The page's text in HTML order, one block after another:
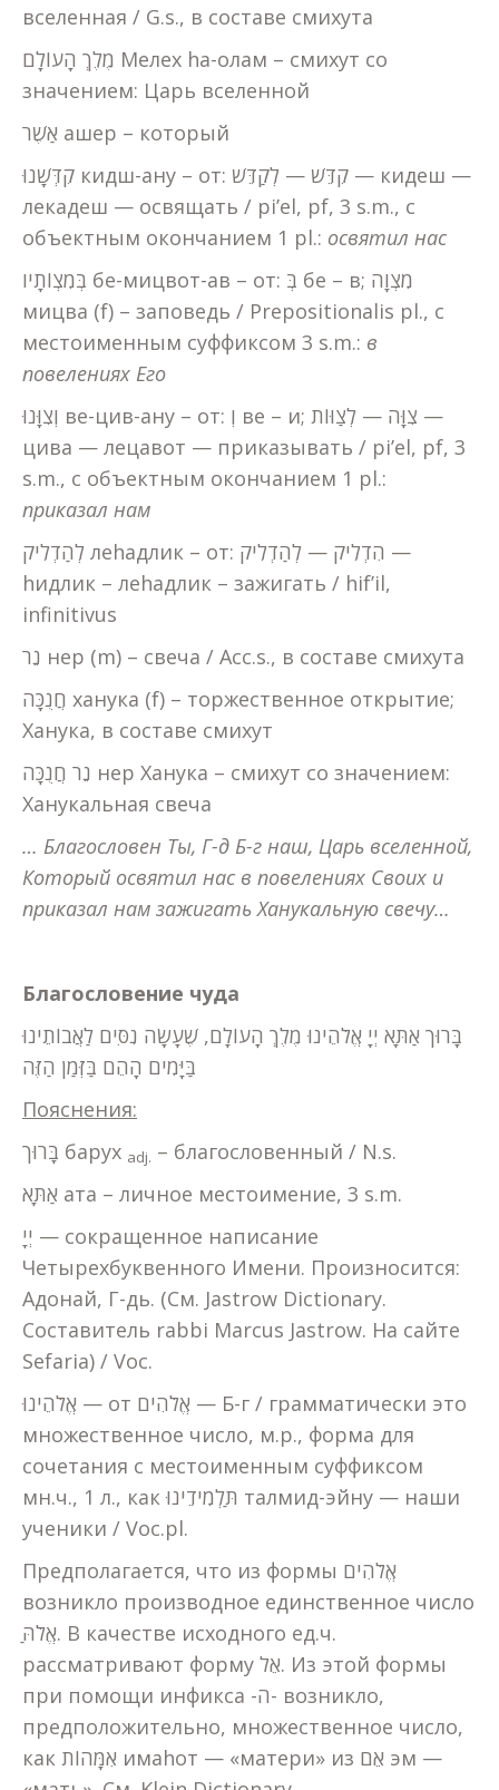
вселенная / G.s., в составе смихута
מֶלֶךְ הָעוֹלָם Мелех hа-олам – смихут со
значением: Царь вселенной
אַשֶׁר ашер – который
קִדְּשָׁנוּ кидш-ану – от: קִדֵּשׁ — לְקַדֵּשׁ — кидеш —
лекадеш — освящать / pi’el, pf, 3 s.m., с
объектным окончанием 1 pl.: освятил нас
בְּמִצְוֹתָיו бе-мицвот-ав – от: בְּ бе – в; מִצְוָה
мицва (f) – заповедь / Prepositionalis pl., с
местоименным суффиксом 3 s.m.: в
повелениях Его
וְצִוָּנוּ ве-цив-ану – от: וְ ве – и; צִוָּה — לְצַוּוֹת —
цива — лецавот — приказывать / pi’el, pf, 3
s.m., с объектным окончанием 1 pl.:
приказал нам
לְהַדְלִיק леhадлик – от: הִדְלִיק — לְהַדְלִיק —
hидлик – леhадлик – зажигать / hif’il,
infinitivus
נֵר нер (m) – свеча / Acc.s., в составе смихута
חֲנֻכָּה ханука (f) – торжественное открытие;
Ханука, в составе смихут
נֵר חֲנֻכָּה нер Ханука – смихут со значением:
Ханукальная свеча
… Благословен Ты, Г-д Б-г наш, Царь вселенной,
Который освятил нас в повелениях Своих и
приказал нам зажигать Ханукальную свечу…
Благословение чуда
בָּרוּך אַתָּא יְיָ אֱלֹהֵינוּ מֶלֶךְ הָעוֹלָם, שֶׁעָשָׂה נִסִּים לַאֲבוֹתֵינוּ
בַּיָּמִים הָהֵם בַּזְּמַן הַזֶּה
Пояснения:
בָּרוּך барух adj. – благословенный / N.s.
אַתָּא ата – личное местоимение, 3 s.m.
יְיָ — сокращенное написание
Четырехбуквенного Имени. Произносится:
Адонай, Г-дь. (См. Jastrow Dictionary.
Составитель rabbi Marcus Jastrow. На сайте
Sefaria) / Voc.
אֱלֹהֵינוּ — от אֱלֹהִים — Б-г / грамматически это
множественное число, м.р., форма для
сочетания с местоименным суффиксом
мн.ч., 1 л., как תַּלְמִידֵינוּ талмид-эйну — наши
ученики / Voc.pl.
Предполагается, что из формы אֱלֹהִים
возникло производное единственное число
אֱלֹהַּ. В качестве исходного ед.ч.
рассматривают форму אֵל. Из этой формы
при помощи инфикса -ה- возникло,
предположительно, множественное число,
как אִמָּהוֹת имаhот — «матери» из אֵם эм —